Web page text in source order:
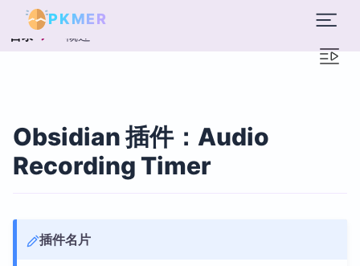
PKMER
目录 概述
Obsidian 插件：Audio
Recording Timer
插件名片